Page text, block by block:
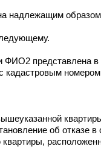
надлежащим
ФИО2 представлена
кадастровым
об отказе в